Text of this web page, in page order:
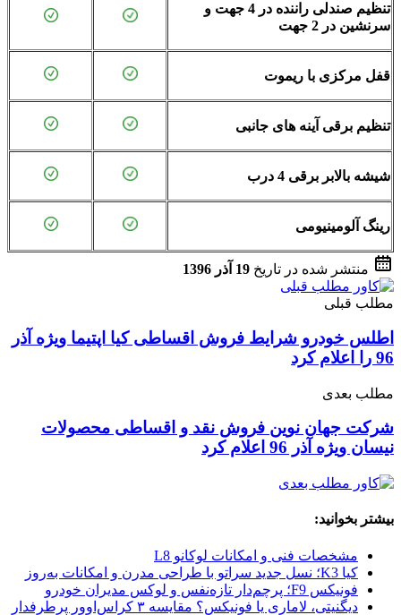
تنظیم صندلی راننده در 4 جهت و
سرنشین در 2 جهت
قفل مرکزی با ریموت
تنظیم برقی آینه های جانبی
شیشه بالابر برقی 4 درب
رینگ آلومینیومی
منتشر شده در تاریخ 19 آذر 1396
مطلب قبلی
اطلس خودرو شرایط فروش اقساطی کیا اپتیما ویژه آذر
96 را اعلام کرد
مطلب بعدی
شرکت جهان نوین فروش نقد و اقساطی محصولات
نیسان ویژه آذر 96 اعلام کرد
بیشتر بخوانید:
مشخصات فنی و امکانات لوکانو L8
کیا K3؛ نسل جدید سراتو با طراحی مدرن و امکانات به‌روز
فونیکس F9؛ پرچم‌دار تازه‌نفس و لوکس مدیران خودرو
دیگنیتی، لاماری یا فونیکس؟ مقایسه ۳ کراس‌اوور پرطرفدار